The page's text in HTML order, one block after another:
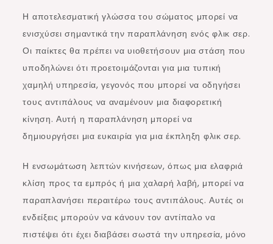
Η αποτελεσματική γλώσσα του σώματος μπορεί να
ενισχύσει σημαντικά την παραπλάνηση ενός φλικ σερ.
Οι παίκτες θα πρέπει να υιοθετήσουν μια στάση που
υποδηλώνει ότι προετοιμάζονται για μια τυπική
χαμηλή υπηρεσία, γεγονός που μπορεί να οδηγήσει
τους αντιπάλους να αναμένουν μια διαφορετική
κίνηση. Αυτή η παραπλάνηση μπορεί να
δημιουργήσει μια ευκαιρία για μια έκπληξη φλικ σερ.
Η ενσωμάτωση λεπτών κινήσεων, όπως μια ελαφριά
κλίση προς τα εμπρός ή μια χαλαρή λαβή, μπορεί να
παραπλανήσει περαιτέρω τους αντιπάλους. Αυτές οι
ενδείξεις μπορούν να κάνουν τον αντίπαλο να
πιστέψει ότι έχει διαβάσει σωστά την υπηρεσία, μόνο